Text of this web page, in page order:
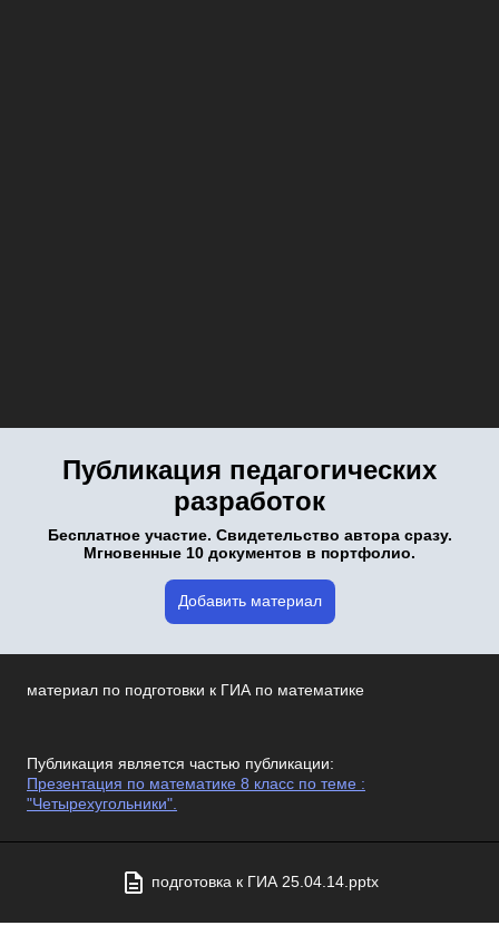
Публикация педагогических
разработок
Бесплатное участие. Свидетельство автора сразу.
Мгновенные 10 документов в портфолио.
Добавить материал
материал по подготовки к ГИА по математике
Публикация является частью публикации:
Презентация по математике 8 класс по теме :
"Четырехугольники".
подготовка к ГИА 25.04.14.pptx